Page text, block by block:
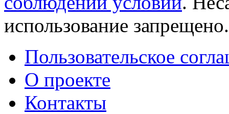
использование
Пользовательское
О проекте
Контакты